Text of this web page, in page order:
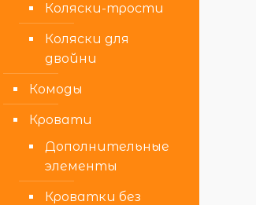
Коляски-трости
Коляски для
двойни
Комоды
Кровати
Дополнительные
элементы
Кроватки без